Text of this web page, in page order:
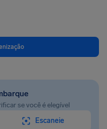
se você é elegível
Escaneie